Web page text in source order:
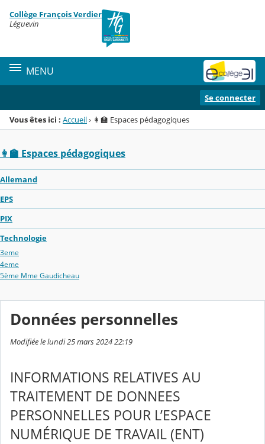
Menu de la rubrique
Contenu
Collège François Verdier
Léguevin
MENU
Se connecter
Vous êtes ici : Accueil› 👩‍🏫 Espaces pédagogiques
👩‍🏫 Espaces pédagogiques
Allemand
EPS
PIX
Technologie
3eme
4eme
5ème Mme Gaudicheau
Données personnelles
Modifiée le lundi 25 mars 2024 22:19
INFORMATIONS RELATIVES AU
TRAITEMENT DE DONNEES
PERSONNELLES POUR L’ESPACE
NUMÉRIQUE DE TRAVAIL (ENT)